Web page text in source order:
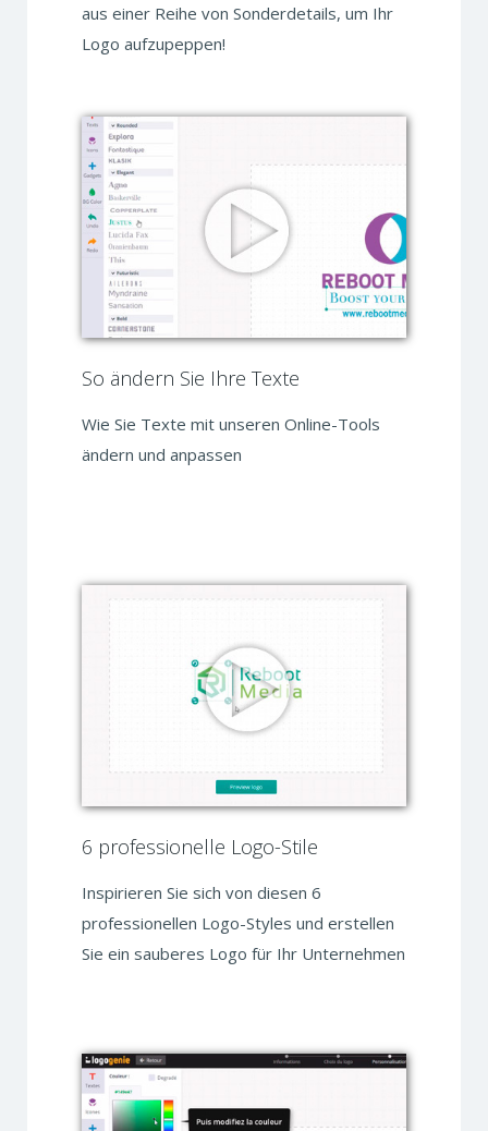
aus einer Reihe von Sonderdetails, um Ihr
Logo aufzupeppen!
So ändern Sie Ihre Texte
Wie Sie Texte mit unseren Online-Tools
ändern und anpassen
6 professionelle Logo-Stile
Inspirieren Sie sich von diesen 6
professionellen Logo-Styles und erstellen
Sie ein sauberes Logo für Ihr Unternehmen